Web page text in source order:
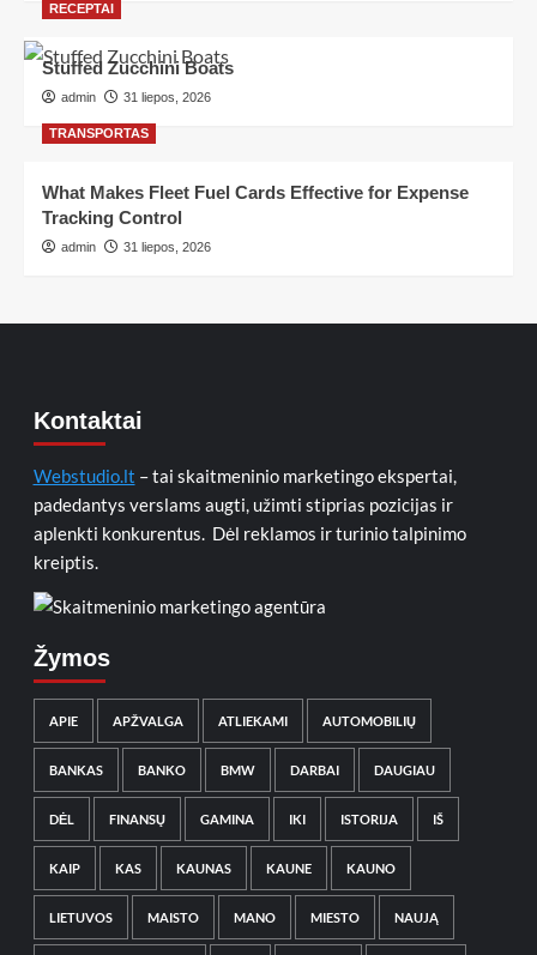
RECEPTAI
Stuffed Zucchini Boats
admin 31 liepos, 2026
TRANSPORTAS
What Makes Fleet Fuel Cards Effective for Expense
Tracking Control
admin 31 liepos, 2026
Kontaktai
Webstudio.lt – tai skaitmeninio marketingo ekspertai,
padedantys verslams augti, užimti stiprias pozicijas ir
aplenkti konkurentus. Dėl reklamos ir turinio talpinimo
kreiptis.
Žymos
APIE APŽVALGA ATLIEKAMI AUTOMOBILIŲ
BANKAS BANKO BMW DARBAI DAUGIAU
DĖL FINANSŲ GAMINA IKI ISTORIJA IŠ
KAIP KAS KAUNAS KAUNE KAUNO
LIETUVOS MAISTO MANO MIESTO NAUJĄ